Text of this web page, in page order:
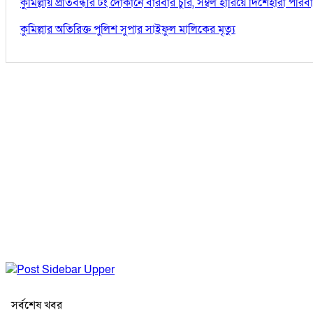
কুমিল্লার অতিরিক্ত পুলিশ সুপার সাইফুল মালিকের মৃত্যু
সর্বশেষ খবর